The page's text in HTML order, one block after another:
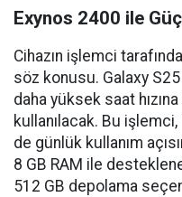
Exynos 2400 ile
Cihazın işlemci
söz konusu. Galaxy
daha yüksek saat
kullanılacak. Bu
de günlük kullanım
8 GB RAM ile
512 GB depolama